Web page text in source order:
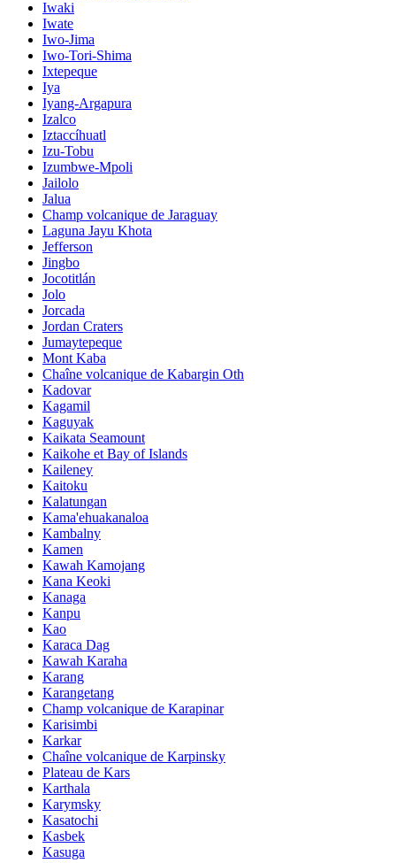
Iwaki
Iwate
Iwo-Jima
Iwo-Tori-Shima
Ixtepeque
Iya
Iyang-Argapura
Izalco
Iztaccíhuatl
Izu-Tobu
Izumbwe-Mpoli
Jailolo
Jalua
Champ volcanique de Jaraguay
Laguna Jayu Khota
Jefferson
Jingbo
Jocotitlán
Jolo
Jorcada
Jordan Craters
Jumaytepeque
Mont Kaba
Chaîne volcanique de Kabargin Oth
Kadovar
Kagamil
Kaguyak
Kaikata Seamount
Kaikohe et Bay of Islands
Kaileney
Kaitoku
Kalatungan
Kama'ehuakanaloa
Kambalny
Kamen
Kawah Kamojang
Kana Keoki
Kanaga
Kanpu
Kao
Karaca Dag
Kawah Karaha
Karang
Karangetang
Champ volcanique de Karapinar
Karisimbi
Karkar
Chaîne volcanique de Karpinsky
Plateau de Kars
Karthala
Karymsky
Kasatochi
Kasbek
Kasuga